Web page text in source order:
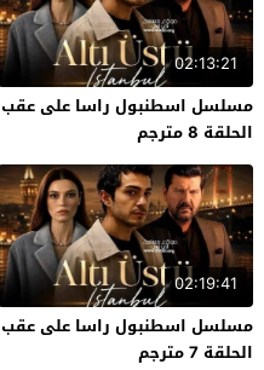
02:13:21
مسلسل اسطنبول راسا على عقب
الحلقة 8 مترجم
02:19:41
مسلسل اسطنبول راسا على عقب
الحلقة 7 مترجم